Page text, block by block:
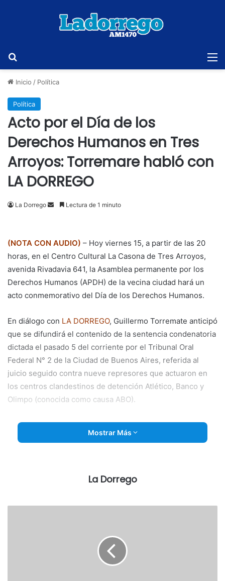
Inicio / Política
Política
Acto por el Día de los
Derechos Humanos en Tres
Arroyos: Torremare habló con
LA DORREGO
La Dorrego
SendLectura de 1 minuto
(NOTA CON AUDIO) – Hoy viernes 15, a partir de las 20
horas, en el Centro Cultural La Casona de Tres Arroyos,
avenida Rivadavia 641, la Asamblea permanente por los
Derechos Humanos (APDH) de la vecina ciudad hará un
acto conmemorativo del Día de los Derechos Humanos.
En diálogo con LA DORREGO, Guillermo Torremate anticipó
que se difundirá el contenido de la sentencia condenatoria
dictada el pasado 5 del corriente por el Tribunal Oral
Federal N° 2 de la Ciudad de Buenos Aires, referida al
juicio seguido contra nueve represores que actuaron en
los centros clandestinos de detención Atlético, Banco y
Olimpo (conocida como causa ABO).
Torremare dijo queen dichos centros estuvieron
detenidos los desaparecidos tresarroyenses Virginia
Mostrar Más
La Dorrego